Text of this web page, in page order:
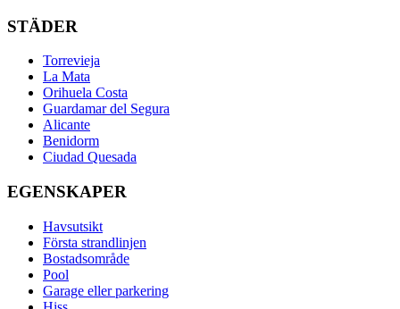
STÄDER
Torrevieja
La Mata
Orihuela Costa
Guardamar del Segura
Alicante
Benidorm
Ciudad Quesada
EGENSKAPER
Havsutsikt
Första strandlinjen
Bostadsområde
Pool
Garage eller parkering